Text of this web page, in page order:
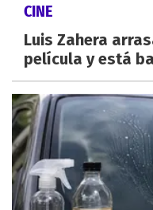
CINE
Luis Zahera
película y está